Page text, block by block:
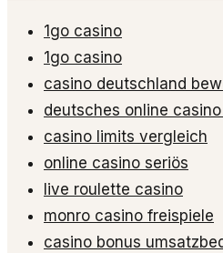
1go casino
1go casino
casino deutschland
deutsches online
casino limits vergleich
online casino seriös
live roulette casino
monro casino freispiele
casino bonus